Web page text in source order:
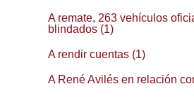
A remate, 263 vehículos
blindados (1)
A rendir cuentas (1)
A René Avilés en relación